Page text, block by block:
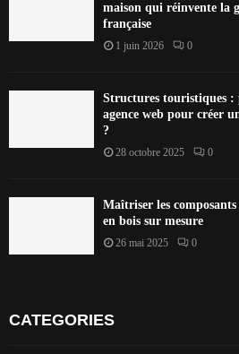
maison qui réinvente la
française
1 juin 2026 0
Structures touristiques
agence web pour créer
?
28 octobre 2025 0
Maîtriser les
en bois sur mesure
26 mai 2025 0
CATEGORIES